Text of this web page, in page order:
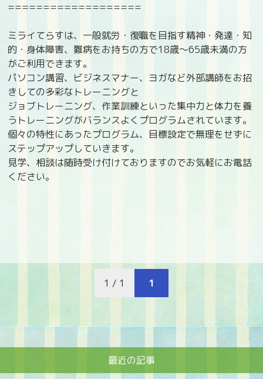
===================
ミライてらすは、一般就労・復職を目指す精神・発達・知
的・身体障害、難病をお持ちの方で18歳〜65歳未満の方
がご利用できます。
パソコン講習、ビジネスマナー、ヨガなど外部講師をお招
きしての多彩なトレーニングと
ジョブトレーニング、作業訓練といった集中力と体力を養
うトレーニングがバランスよくプログラムされています。
個々の特性にあったプログラム、目標設定で無理をせずに
ステップアップしていきます。
見学、相談は随時受け付けておりますのでお気軽にお電話
ください。
1 / 1 1
最近の記事